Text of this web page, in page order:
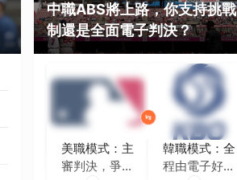
中職ABS將上路，你支持挑戰
制還是全面電子判決？
美職模式：主
審判決，爭議
韓職模式：全
程由電子好球